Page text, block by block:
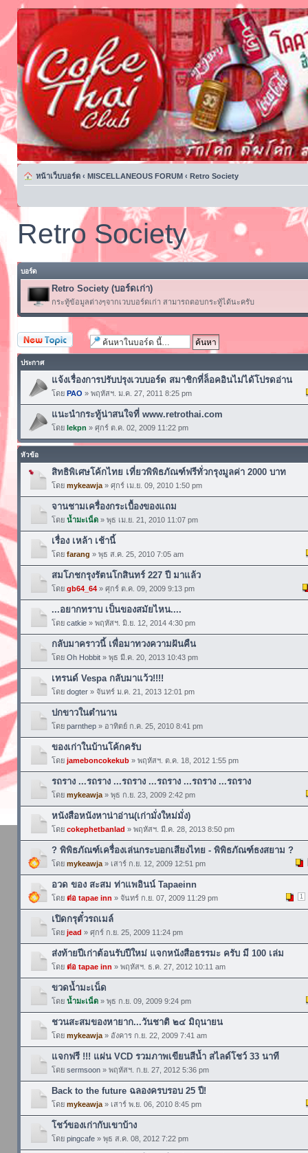
หน้าเว็บบอร์ด ‹ MISCELLANEOUS FORUM ‹ Retro Society
Retro Society
บอร์ด
Retro Society (บอร์ดเก่า)
กระทู้ข้อมูลต่างๆจากเวบบอร์ดเก่า สามารถตอบกระทู้ได้นะครับ
ตั้งกระทู้ใหม่
ประกาศ
แจ้งเรื่องการปรับปรุงเวบบอร์ด สมาชิกที่ล็อคอินไม่ได้โปรดอ่าน
โดย PAO » พฤหัสฯ. ม.ค. 27, 2011 8:25 pm
แนะนำกระทู้น่าสนใจที่ www.retrothai.com
โดย lekpn » ศุกร์ ต.ค. 02, 2009 11:22 pm
หัวข้อ
สิทธิพิเศษโค้กไทย เที่ยวพิพิธภัณฑ์ฟรีทั่วกรุงมูลค่า 2000 บาท
โดย mykeawja» ศุกร์ เม.ย. 09, 2010 1:50 pm
จานชามเครื่องกระเบื้องของแถม
โดย น้ำมะเน็ด» พุธ เม.ย. 21, 2010 11:07 pm
เรื่อง เหล้า เช้านี้
โดย farang » พุธ ส.ค. 25, 2010 7:05 am
สมโภชกรุงรัตนโกสินทร์ 227 ปี มาแล้ว
โดย gb64_64» ศุกร์ ต.ค. 09, 2009 9:13 pm
...อยากทราบ เป็นของสมัยไหน....
โดย catkie» พฤหัสฯ. มิ.ย. 12, 2014 4:30 pm
กลับมาคราวนี้ เพื่อมาทวงความฝันคืน
โดย Oh Hobbit» พุธ มี.ค. 20, 2013 10:43 pm
เทรนด์ Vespa กลับมาแว้ว!!!!
โดย dogter» จันทร์ ม.ค. 21, 2013 12:01 pm
ปกขาวในตำนาน
โดย parnthep» อาทิตย์ ก.ค. 25, 2010 8:41 pm
ของเก่าในบ้านโค้กครับ
โดย jameboncokekub» พฤหัสฯ. ต.ค. 18, 2012 1:55 pm
รถราง ...รถราง ...รถราง ...รถราง ...รถราง ...รถราง
โดย mykeawja» พุธ ก.ย. 23, 2009 2:42 pm
หนังสือหนังหาน่าอ่าน(เก่ามั่งใหม่มั่ง)
โดย cokephetbanlad » พฤหัสฯ. มี.ค. 28, 2013 8:50 pm
? พิพิธภัณฑ์เครื่องเล่นกระบอกเสียงไทย - พิพิธภัณฑ์ธงสยาม ?
โดย mykeawja» เสาร์ ก.ย. 12, 2009 12:51 pm
อวด ของ สะสม ท่าแพอินน์ Tapaeinn
1
โดย ต่อ tapae inn » จันทร์ ก.ย. 07, 2009 11:29 pm
เปิดกรุตั๋วรถเมล์
โดย jead » ศุกร์ ก.ย. 25, 2009 11:24 pm
ส่งท้ายปีเก่าต้อนรับปีใหม่ แจกหนังสือธรรมะ ครับ มี 100 เล่ม
โดย ต่อ tapae inn » พฤหัสฯ. ธ.ค. 27, 2012 10:11 am
ขวดน้ำมะเน็ด
โดย น้ำมะเน็ด» พุธ ก.ย. 09, 2009 9:24 pm
ชวนสะสมของหายาก...วันชาติ ๒๔ มิถุนายน
โดย mykeawja» อังคาร ก.ย. 22, 2009 7:41 am
แจกฟรี !!! แผ่น VCD รวมภาพเขียนสีน้ำ สไลด์โชว์ 33 นาที
โดย sermsoon» พฤหัสฯ. ก.ย. 27, 2012 5:36 pm
Back to the future ฉลองครบรอบ 25 ปี!
โดย mykeawja» เสาร์ พ.ย. 06, 2010 8:45 pm
โชว์ของเก่ากับเขาบ้าง
โดย pingcafe» พุธ ส.ค. 08, 2012 7:22 pm